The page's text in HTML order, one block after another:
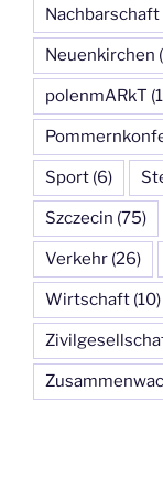
Nachbarschaft
Neuenkirchen
polenmARkT
Sport (6)
Szczecin (75)
Verkehr (26)
Wirtschaft (10)